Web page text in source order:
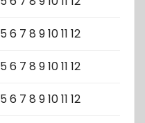
56 7 8 91011 12
56 7 8 91011 12
56 7 8 91011 12